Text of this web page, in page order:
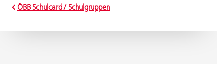
ÖBB Schulcard / Schulgruppen